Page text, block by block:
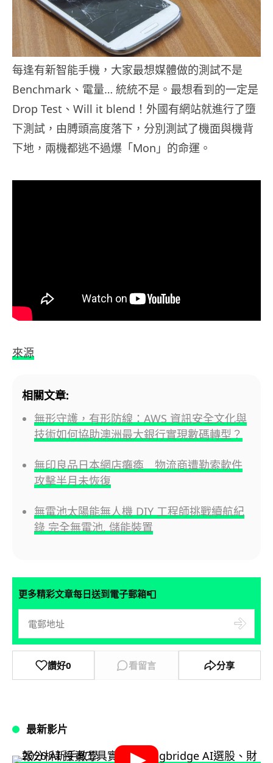
每逢有新智能手機，大家最想媒體做的測試不是
Benchmark、電量… 統統不是。最想看到的一定是
Drop Test、Will it blend！外國有網站就進行了墮
下測試，由膊頭高度落下，分別測試了機面與機背
下地，兩機都逃不過爆「Mon」的命運。
來源
相關文章:
無形守護，有形防線：AWS 資訊安全文化與
技術如何協助澳洲最大銀行實現數碼轉型？
無印良品日本網店癱瘓 物流商遭勒索軟件
攻擊半月未恢復
無電池太陽能無人機 DIY 工程師挑戰續航紀
錄 完全無電池, 儲能裝置
更多精彩文章每日送到電子郵箱📮
讚好0 看留言 分享
最新影片